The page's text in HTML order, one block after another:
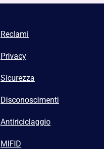
Reclami
Privacy
Sicurezza
Disconoscimenti
Antiriciclaggio
MIFID